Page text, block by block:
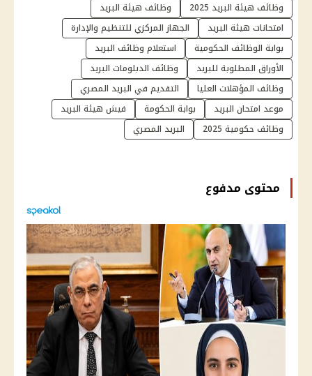
وظائف هيئة البريد 2025
وظائف هيئة البريد
امتحانات هيئة البريد
الجهاز المركزي للتنظيم والإدارة
بوابة الوظائف الحكومية
استعلام وظائف البريد
الأوراق المطلوبة للبريد
وظائف الدبلومات البريد
وظائف المؤهلات العليا
التقديم في البريد المصري
موعد امتحان البريد
بوابة الحكومة
فيش هيئة البريد
وظائف حكومية 2025
البريد المصري
محتوى مدفوع